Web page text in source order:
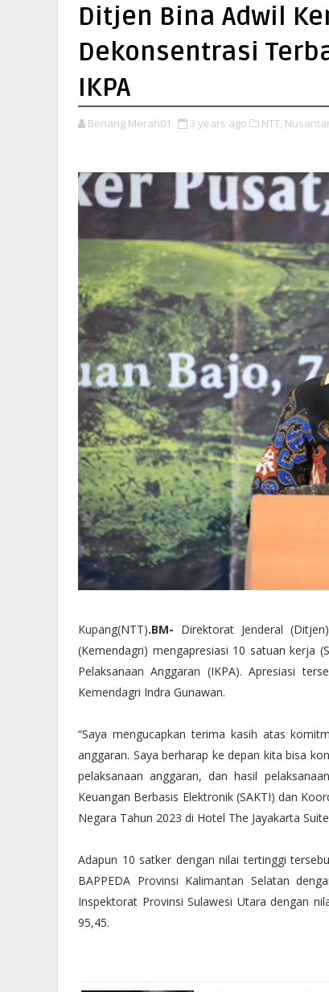
Ditjen Bina Adwil
Dekonsentrasi
IKPA
Benang Merah01 3 years ago NTT,
Kupang(NTT).BM- Direktorat Jenderal
(Kemendagri) mengapresiasi 10 satuan kerja
Pelaksanaan Anggaran (IKPA). Apresiasi
Kemendagri Indra Gunawan.
“Saya mengucapkan terima kasih atas
anggaran. Saya berharap ke depan kita bisa
pelaksanaan anggaran, dan hasil
Keuangan Berbasis Elektronik (SAKTI) dan
Negara Tahun 2023 di Hotel The Jayakarta
Adapun 10 satker dengan nilai tertinggi
BAPPEDA Provinsi Kalimantan Selatan
Inspektorat Provinsi Sulawesi Utara dengan
95,45.